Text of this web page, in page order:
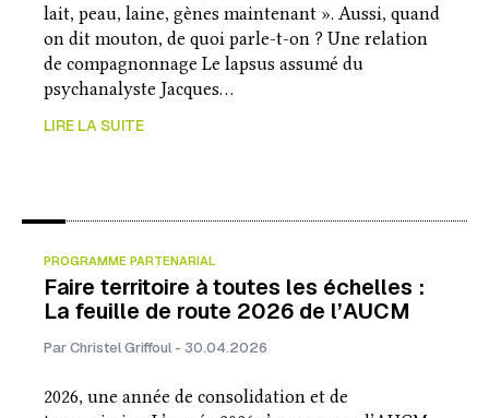
lait, peau, laine, gènes maintenant ». Aussi, quand
on dit mouton, de quoi parle-t-on ? Une relation
de compagnonnage Le lapsus assumé du
psychanalyste Jacques…
LIRE LA SUITE
PROGRAMME PARTENARIAL
Faire territoire à toutes les échelles :
La feuille de route 2026 de l’AUCM
Par Christel Griffoul - 30.04.2026
2026, une année de consolidation et de